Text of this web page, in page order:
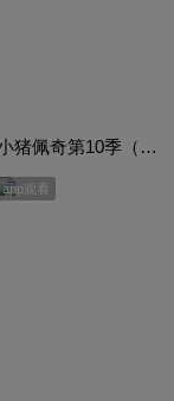
小猪佩奇第10季（Peppa Pig Season 10）（中文版） 有声音频
app观看